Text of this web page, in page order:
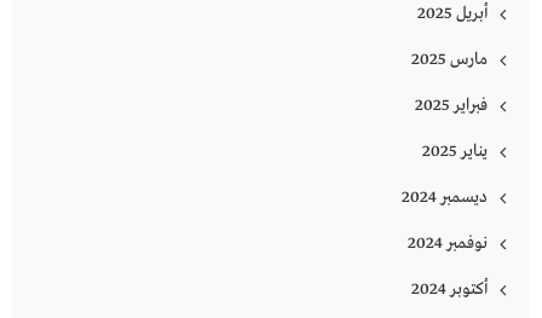
أبريل 2025
مارس 2025
فبراير 2025
يناير 2025
ديسمبر 2024
نوفمبر 2024
أكتوبر 2024